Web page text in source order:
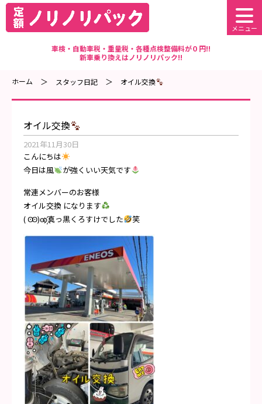
車検・自動車税・重量税・各種点検整備料が０円!!
新車乗り換えはノリノリパック!!
メニュー
ホーム スタッフ日記 オイル交換
オイル交換
2021年11月30日
こんにちは
今日は風
が強くいい天気です
常連メンバーのお客様
オイル交換 になります
( Ꙭ)ꙭ҉真っ黒くろすけでした
笑